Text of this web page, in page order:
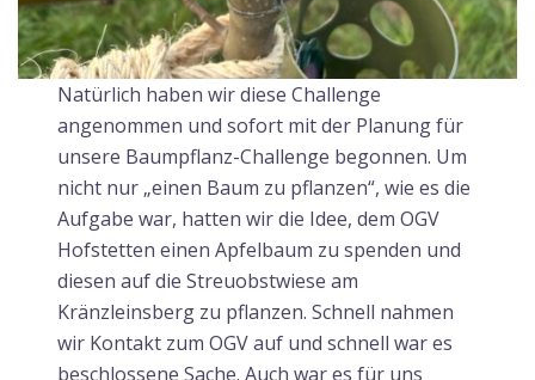
Natürlich haben wir diese Challenge
angenommen und sofort mit der Planung für
unsere Baumpflanz-Challenge begonnen. Um
nicht nur „einen Baum zu pflanzen“, wie es die
Aufgabe war, hatten wir die Idee, dem OGV
Hofstetten einen Apfelbaum zu spenden und
diesen auf die Streuobstwiese am
Kränzleinsberg zu pflanzen. Schnell nahmen
wir Kontakt zum OGV auf und schnell war es
beschlossene Sache. Auch war es für uns